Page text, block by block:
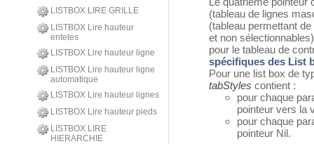
LISTBOX LIRE GRILLE
LISTBOX Lire hauteur
entetes
LISTBOX Lire hauteur ligne
LISTBOX Lire hauteur ligne
automatique
LISTBOX Lire hauteur lignes
LISTBOX Lire hauteur pieds
LISTBOX LIRE
HIERARCHIE
(tableau de lignes
(tableau permettant
et non
pour le tableau de
spécifiques des List
Pour une list box de
tabStyles contient :
pour chaque
pointeur vers la
pour chaque
pointeur Nil.